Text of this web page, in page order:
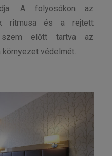
A folyosókon az
ritmusa és a rejtett
előtt tartva az
védelmét.